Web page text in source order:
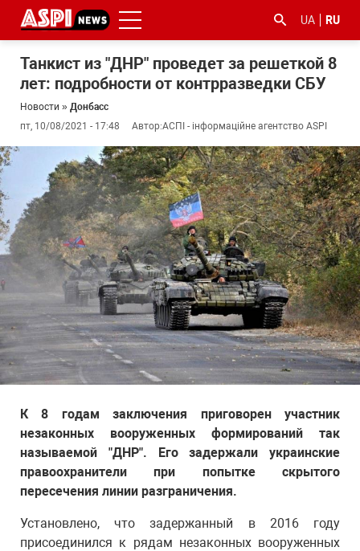
UA RU
Танкист из "ДНР" проведет за решеткой 8
лет: подробности от контрразведки СБУ
Новости » Донбасс
пт, 10/08/2021 - 17:48
Автор:АСПІ - інформаційне агентство ASPI
К 8 годам заключения приговорен участник
незаконных вооруженных формирований так
называемой "ДНР". Его задержали украинские
правоохранители при попытке скрытого
пересечения линии разграничения.
Установлено, что задержанный в 2016 году
присоединился к рядам незаконных вооруженных
#ООС
#боротьба
корупцією
#гфс #Киев #коронавірус